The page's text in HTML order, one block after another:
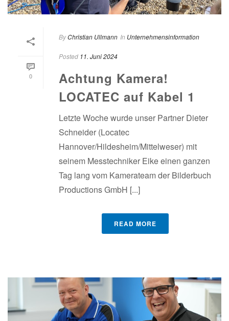
0
ByChristian Ullmann In Unternehmensinformation
Posted 11. Juni 2024
Achtung Kamera!
LOCATEC auf Kabel 1
Letzte Woche wurde unser Partner Dieter
Schneider (Locatec
Hannover/Hildesheim/Mittelweser) mit
seinem Messtechniker Eike einen ganzen
Tag lang vom Kamerateam der Bilderbuch
Productions GmbH [...]
READ MORE